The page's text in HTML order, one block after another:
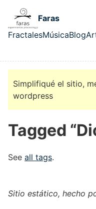
Skip to main content
Faras
Top level
FractalesMúsicaBlog
Simplifiqué el sitio,
wordpress
Tagged
See all tags.
Sitio estático, hecho